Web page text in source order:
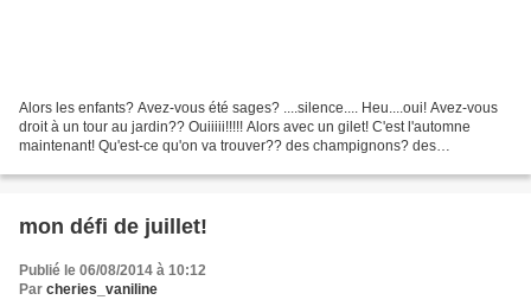
Alors les enfants? Avez-vous été sages? ....silence.... Heu....oui! Avez-vous
droit à un tour au jardin?? Ouiiiii!!!!! Alors avec un gilet! C'est l'automne
maintenant! Qu'est-ce qu'on va trouver?? des champignons? des
mon défi de juillet!
Publié le 06/08/2014 à 10:12
Par cheries_vaniline